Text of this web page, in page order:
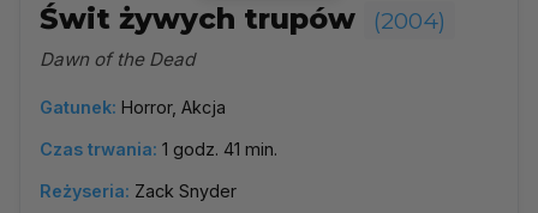
Świt żywych trupów (2004)
Dawn of the Dead
Gatunek: Horror, Akcja
Czas trwania: 1 godz. 41 min.
Reżyseria: Zack Snyder